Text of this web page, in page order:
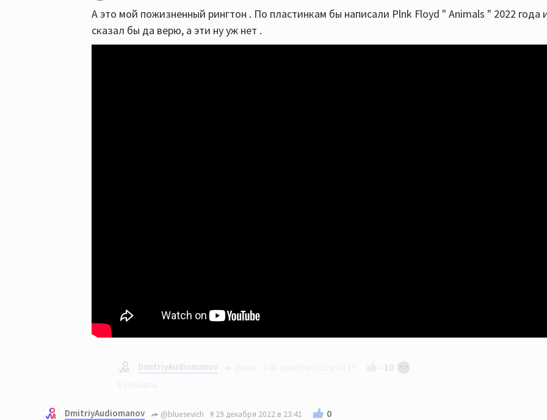
А это мой пожизненный рингтон . По пластинкам бы написали Plnk Floyd " Animals " 2022 года
сказал бы да верю, а эти ну уж нет .
DmitriyAudiomanov -10
DmitriyAudiomanov @bluesevich 29 декабря 2022 в 23:41 0